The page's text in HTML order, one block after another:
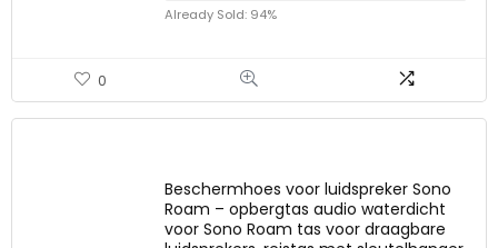
Already Sold: 94%
0
Beschermhoes voor luidspreker Sono
Roam – opbergtas audio waterdicht
voor Sono Roam tas voor draagbare